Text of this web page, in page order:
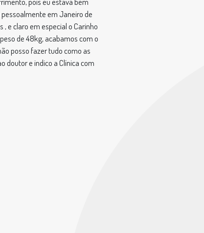
em Janeiro de
e claro em especial o Carinho
de 48kg, acabamos com o
posso fazer tudo como as
doutor e indico a Clínica com